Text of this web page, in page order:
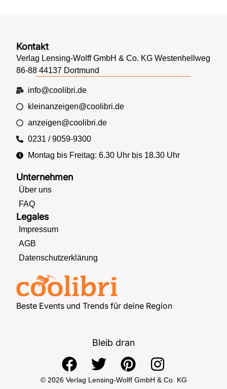
Beste Events und Trends für deine Region
Unternehmen
Über uns
FAQ
Legales
Impressum
AGB
Datenschutzerklärung
Kontakt
Verlag Lensing-Wolff GmbH & Co. KG Westenhellweg
86-88 44137 Dortmund
info@coolibri.de
kleinanzeigen@coolibri.de
anzeigen@coolibri.de
0231 / 9059-9300
Montag bis Freitag: 6.30 Uhr bis 18.30 Uhr
Bleib dran
F
a
T
w
P
i
I
n
© 2026 Verlag Lensing-Wolff GmbH & Co. KG